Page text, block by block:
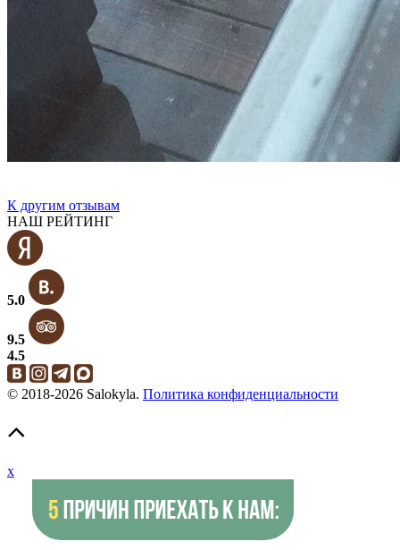
К другим отзывам
НАШ РЕЙТИНГ
5.0
9.5
4.5
© 2018-2026 Salokyla. Политика конфиденциальности
x